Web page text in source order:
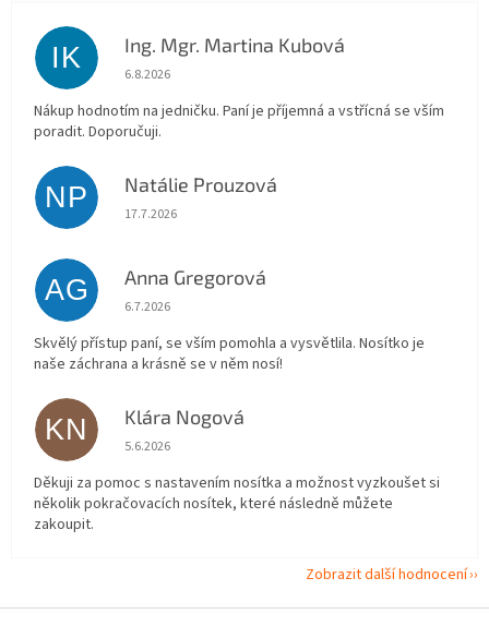
IK Ing. Mgr. Martina Kubová
Hodnocení obchodu je 5 z 5 hvězdiček.
6.8.2026
Nákup hodnotím na jedničku. Paní je příjemná a vstřícná se vším
poradit. Doporučuji.
NP Natálie Prouzová
Hodnocení obchodu je 5 z 5 hvězdiček.
17.7.2026
AG Anna Gregorová
Hodnocení obchodu je 5 z 5 hvězdiček.
6.7.2026
Skvělý přístup paní, se vším pomohla a vysvětlila. Nosítko je
naše záchrana a krásně se v něm nosí!
KN Klára Nogová
Hodnocení obchodu je 5 z 5 hvězdiček.
5.6.2026
Děkuji za pomoc s nastavením nosítka a možnost vyzkoušet si
několik pokračovacích nosítek, které následně můžete
zakoupit.
Zobrazit další hodnocení